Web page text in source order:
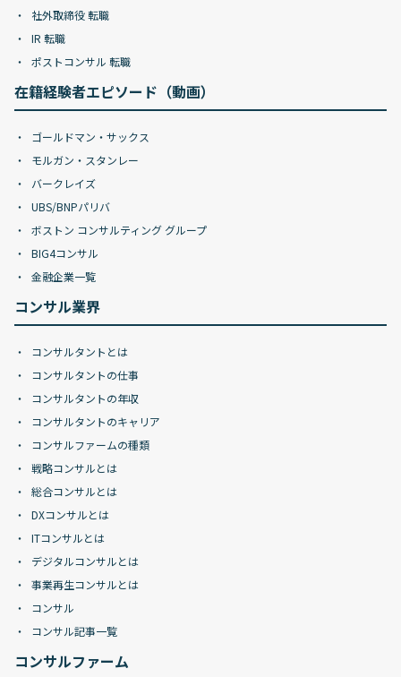
社外取締役 転職
IR 転職
ポストコンサル 転職
在籍経験者エピソード（動画）
ゴールドマン・サックス
モルガン・スタンレー
バークレイズ
UBS/BNPパリバ
ボストン コンサルティング グループ
BIG4コンサル
金融企業一覧
コンサル業界
コンサルタントとは
コンサルタントの仕事
コンサルタントの年収
コンサルタントのキャリア
コンサルファームの種類
戦略コンサルとは
総合コンサルとは
DXコンサルとは
ITコンサルとは
デジタルコンサルとは
事業再生コンサルとは
コンサル
コンサル記事一覧
コンサルファーム